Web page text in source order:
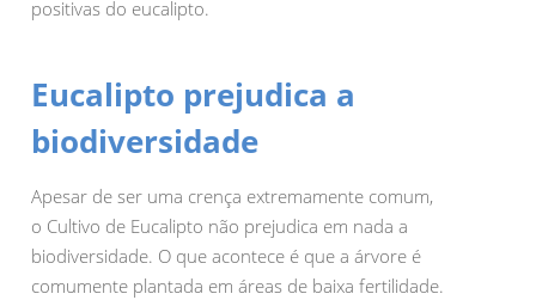
positivas do eucalipto.
Eucalipto prejudica a
biodiversidade
Apesar de ser uma crença extremamente comum,
o Cultivo de Eucalipto não prejudica em nada a
biodiversidade. O que acontece é que a árvore é
comumente plantada em áreas de baixa fertilidade.